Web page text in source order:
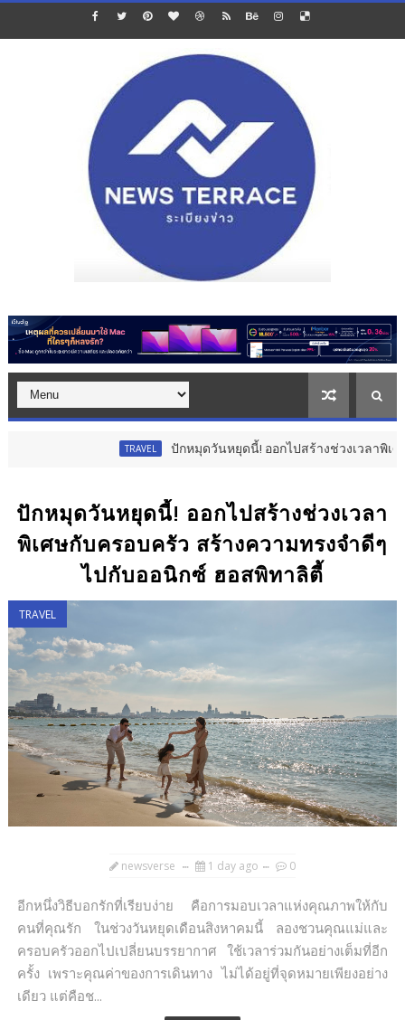
ปักหมุดวันหยุดนี้! ออกไปสร้างช่วงเวลาพิเศษกับครอบค
ปักหมุดวันหยุดนี้! ออกไปสร้างช่วงเวลา
พิเศษกับครอบครัว สร้างความทรงจำดีๆ
ไปกับออนิกซ์ ฮอสพิทาลิตี้
TRAVEL
newsverse 1 day ago 0
อีกหนึ่งวิธีบอกรักที่เรียบง่าย คือการมอบเวลาแห่งคุณภาพให้กับ
คนที่คุณรัก ในช่วงวันหยุดเดือนสิงหาคมนี้ ลองชวนคุณแม่และ
ครอบครัวออกไปเปลี่ยนบรรยากาศ ใช้เวลาร่วมกันอย่างเต็มที่อีก
ครั้ง เพราะคุณค่าของการเดินทาง ไม่ได้อยู่ที่จุดหมายเพียงอย่าง
เดียว แต่คือช...